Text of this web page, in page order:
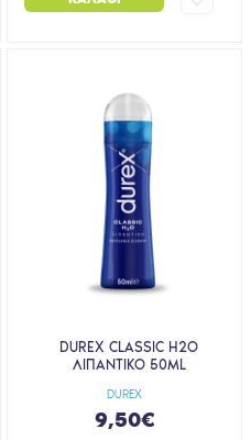
DUREX
DUREX CLASSIC H2O
ΛΙΠΑΝΤΙΚΟ 50ML
9,50€